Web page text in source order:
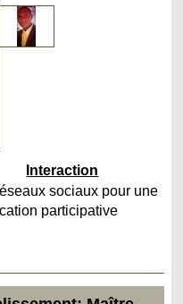
Interaction
sociaux pour une
participative